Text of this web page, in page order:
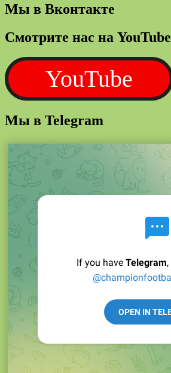
Мы в Вконтакте
Смотрите нас на YouTube
YouTube
Мы в Telegram